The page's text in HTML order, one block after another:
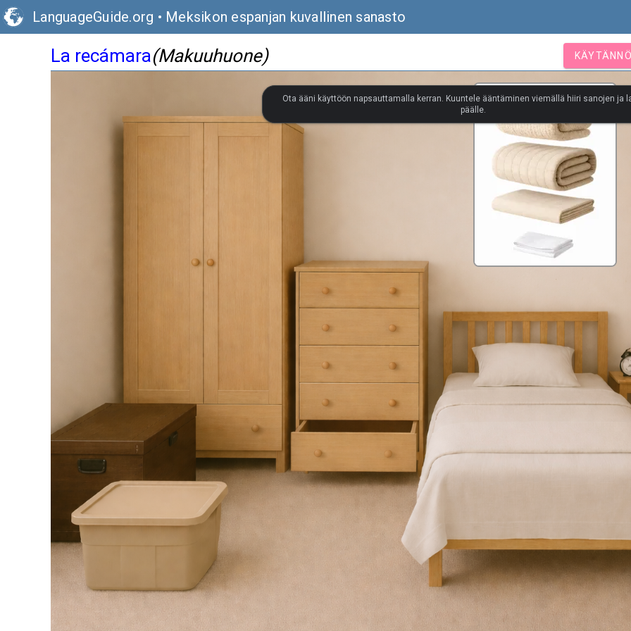
LanguageGuide.org • Meksikon espanjan kuvallinen sanasto
La recámara(Makuuhuone)
Ota ääni käyttöön napsauttamalla kerran. Kuuntele ääntäminen viemällä hiiri sanojen ja
päälle.